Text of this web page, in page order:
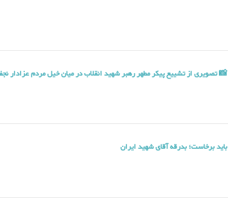
📸 تصویری از تشییع پیکر مطهر رهبر شهید انقلاب در میان خیل مردم عزادار
باید برخاست؛ بدرقه آقای شهید ایران